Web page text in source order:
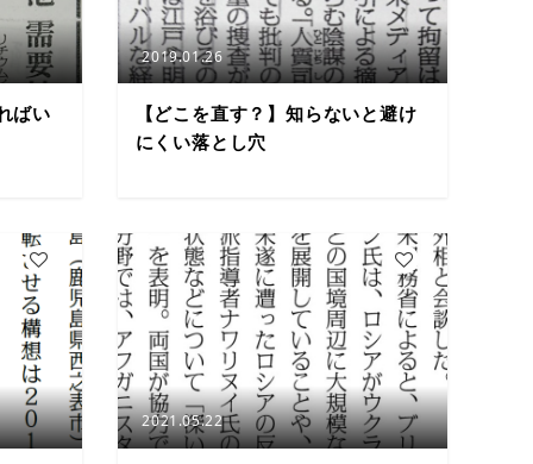
ばい
2019.01.26
【どこを直す？】知らないと避け
にくい落とし穴
4
2021.05.22
1